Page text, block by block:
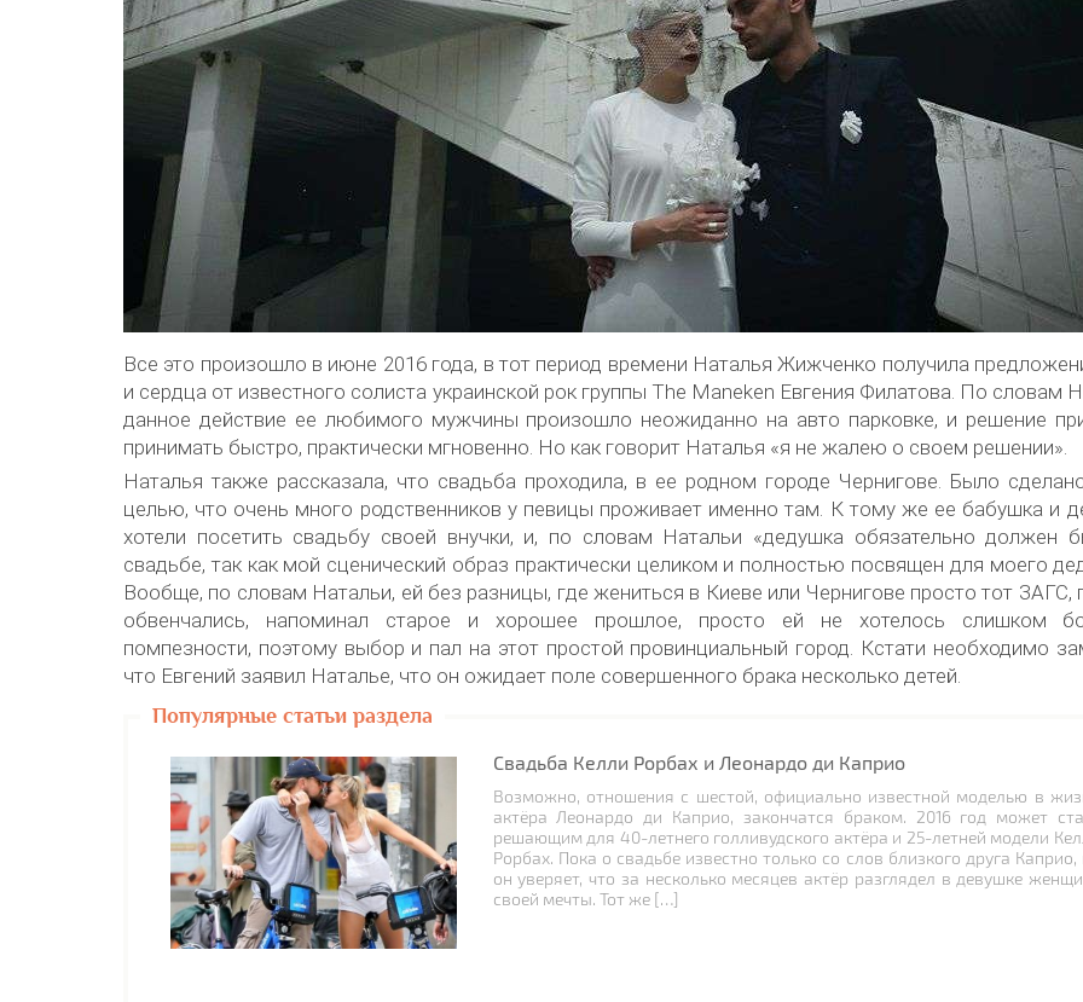
Все это произошло в июне 2016 года, в тот период времени Наталья Жижченко получила
и сердца от известного солиста украинской рок группы The Maneken Евгения Филатова. По словам
данное действие ее любимого мужчины произошло неожиданно на авто парковке, и решение
принимать быстро, практически мгновенно. Но как говорит Наталья «я не жалею о своем решении».
Наталья также рассказала, что свадьба проходила, в ее родном городе Чернигове. Было
целью, что очень много родственников у певицы проживает именно там. К тому же ее бабушка и
хотели посетить свадьбу своей внучки, и, по словам Натальи «дедушка обязательно должен
свадьбе, так как мой сценический образ практически целиком и полностью посвящен для моего
Вообще, по словам Натальи, ей без разницы, где жениться в Киеве или Чернигове просто тот ЗАГС,
обвенчались, напоминал старое и хорошее прошлое, просто ей не хотелось слишком
помпезности, поэтому выбор и пал на этот простой провинциальный город. Кстати необходимо
что Евгений заявил Наталье, что он ожидает поле совершенного брака несколько детей.
Популярные статьи раздела
Свадьба Келли Рорбах и Леонардо ди Каприо
Возможно, отношения с шестой, официально известной моделью в
актёра Леонардо ди Каприо, закончатся браком. 2016 год может
решающим для 40-летнего голливудского актёра и 25-летней модели
Рорбах. Пока о свадьбе известно только со слов близкого друга Каприо,
он уверяет, что за несколько месяцев актёр разглядел в девушке
своей мечты. Тот же […]